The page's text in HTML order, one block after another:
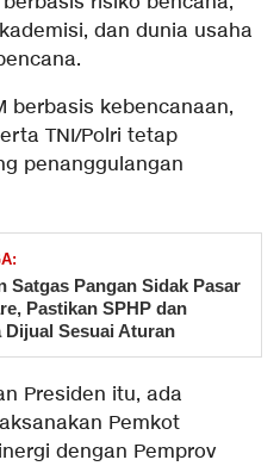
dan dunia usaha
berbasis kebencanaan,
TNI/Polri tetap
penanggulangan
Satgas Pangan Sidak Pasar
Pastikan SPHP dan
Dijual Sesuai Aturan
Presiden itu, ada
Pemkot
dengan Pemprov